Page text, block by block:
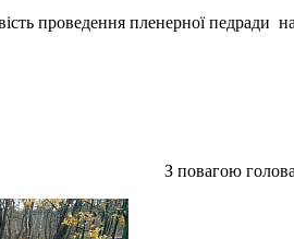
проведення пленерної педради
З повагою